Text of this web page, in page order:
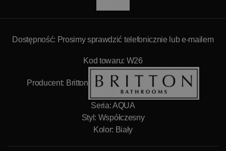
Dostępność: Prosimy sprawdzić telefonicznie lub e-mailem
Kod towaru: W26
Producent: Britton
Seria: AQUA
Styl: Współczesny
Kolor: Biały